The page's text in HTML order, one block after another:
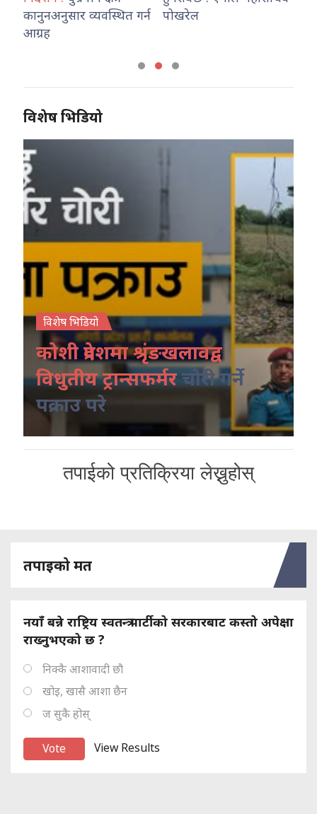
कानुनअनुसार व्यवस्थित गर्न
आग्रह
पोखरेल
विशेष भिडियो
विशेष भिडियो
कोशी प्रदेशमा श्रृंङखलावद्व
विधुतीय ट्रान्सफर्मरचोरी गर्ने
पक्राउ परे
तपाईको प्रतिक्रिया लेख्नुहोस्
तपाइको मत
नयाँ बन्ने राष्ट्रिय स्वतन्त्र पार्टीको सरकारबाट कस्तो अपेक्षा
राख्नुभएको छ ?
निक्कै आशावादी छौ
खोइ, खासै आशा छैन
ज सुकै होस्
View Results